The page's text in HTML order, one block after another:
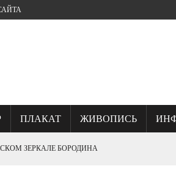
ПЛАКАТ ЖИВОПИСЬ
ЗЕРКАЛЕ БОРОДИНА